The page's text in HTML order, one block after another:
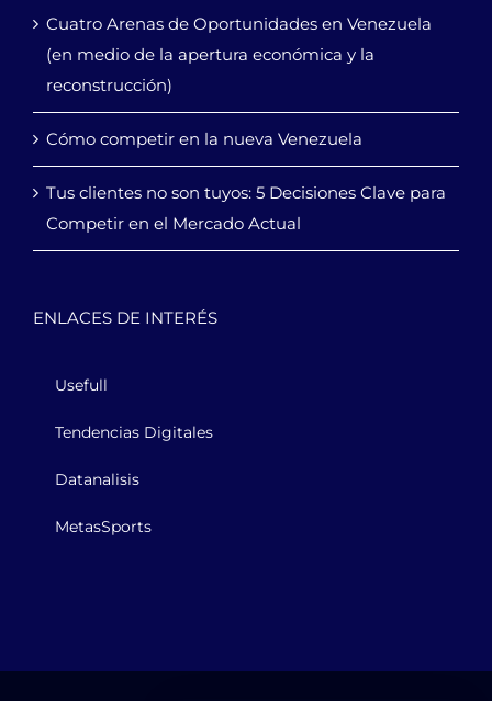
Cuatro Arenas de Oportunidades en Venezuela
(en medio de la apertura económica y la
reconstrucción)
Cómo competir en la nueva Venezuela
Tus clientes no son tuyos: 5 Decisiones Clave para
Competir en el Mercado Actual
ENLACES DE INTERÉS
Usefull
Tendencias Digitales
Datanalisis
MetasSports